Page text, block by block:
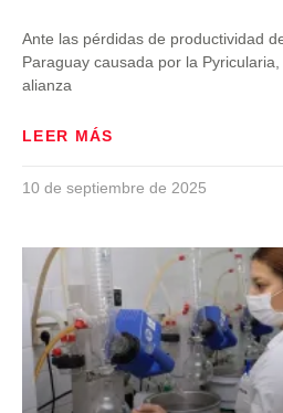
Ante las pérdidas de productividad
Paraguay causada por la
alianza
LEER MÁS
10 de septiembre de 2025